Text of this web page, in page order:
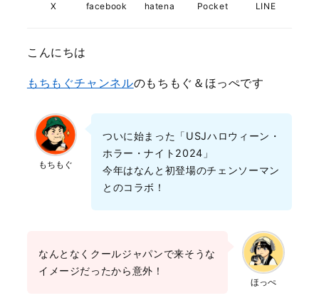
X facebook hatena Pocket LINE
こんにちは
もちもぐチャンネルのもちもぐ＆ほっぺです
もちもぐ
ついに始まった「USJハロウィーン・
ホラー・ナイト2024」
今年はなんと初登場のチェンソーマン
とのコラボ！
なんとなくクールジャパンで来そうな
イメージだったから意外！
ほっぺ